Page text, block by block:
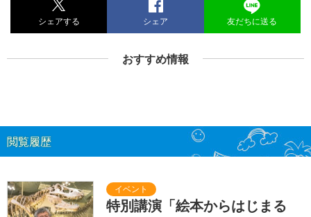
シェアする シェア 友だちに送る
おすすめ情報
閲覧履歴
特別講演「絵本からはじまる